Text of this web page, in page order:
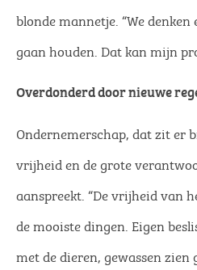
blonde mannetje. “We
gaan houden. Dat kan mijn
Overdonderd door nieuwe
Ondernemerschap, dat zit er
vrijheid en de grote
aanspreekt. “De vrijheid van
de mooiste dingen. Eigen
met de dieren, gewassen